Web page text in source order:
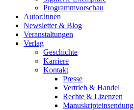
Programmvorschau
Autor:innen
Newsletter & Blog
Veranstaltungen
Verlag
Geschichte
Karriere
Kontakt
Presse
Vertrieb & Handel
Rechte & Lizenzen
Manuskripteinsendung